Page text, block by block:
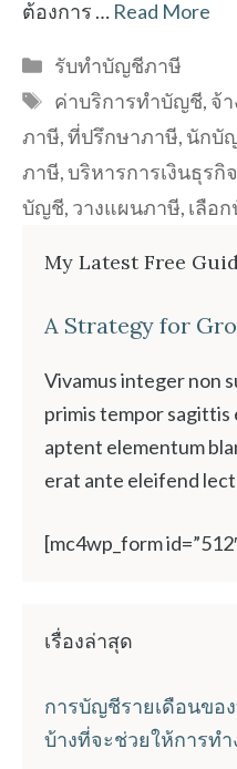
ต้องการ … Read More
Categories
รับทำบัญชีภาษี
Tags
ค่าบริการทำบัญชี, จ้
ภาษี,ที่ปรึกษาภาษี, นักบั
ภาษี,บริหารการเงินธุรกิจ
บัญชี, วางแผนภาษี, เลือ
My Latest Free
A Strategy for
Vivamus integer non
primis tempor sagittis
aptent elementum
erat ante eleifend
[mc4wp_form
เรื่องล่าสุด
การบัญชีรายเดือนขอ
บ้างที่จะช่วยให้การท